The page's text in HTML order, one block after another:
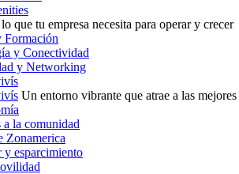
que tu empresa necesita para operar y crecer
Formación
y Conectividad
y Networking
Un entorno vibrante que atrae a las
a la comunidad
Zonamerica
y esparcimiento